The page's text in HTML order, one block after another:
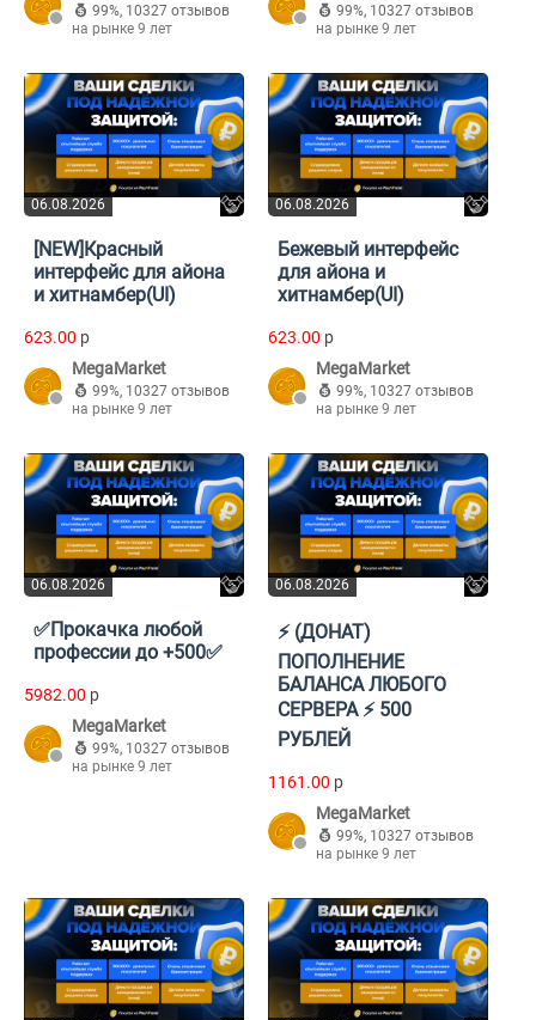
99%, 10327 отзывов
на рынке 9 лет
99%, 10327 отзывов
на рынке 9 лет
06.08.2026
[NEW]Красный
интерфейс для айона
и хитнамбер(UI)
623.00 p
MegaMarket
99%, 10327 отзывов
на рынке 9 лет
06.08.2026
Бежевый интерфейс
для айона и
хитнамбер(UI)
623.00 p
MegaMarket
99%, 10327 отзывов
на рынке 9 лет
06.08.2026
✅Прокачка любой
профессии до +500✅
5982.00 p
MegaMarket
99%, 10327 отзывов
на рынке 9 лет
06.08.2026
⚡️ (ДОНАТ)
ПОПОЛНЕНИЕ
БАЛАНСА ЛЮБОГО
СЕРВЕРА ⚡️ 500
РУБЛЕЙ
1161.00 p
MegaMarket
99%, 10327 отзывов
на рынке 9 лет